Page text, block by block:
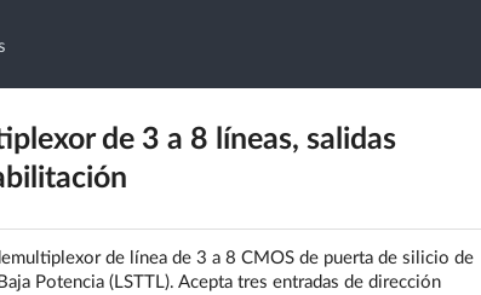
de 3 a 8 líneas, salidas
de línea de 3 a 8 CMOS de puerta de silicio de
Potencia (LSTTL). Acepta tres entradas de dirección